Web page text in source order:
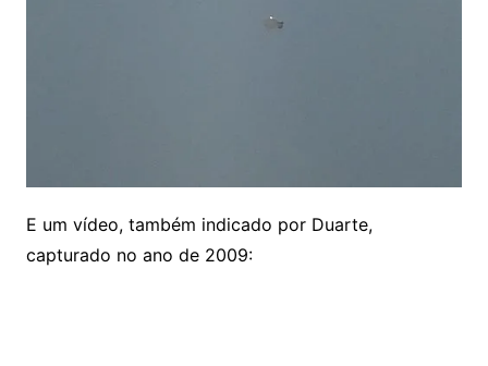
E um vídeo, também indicado por Duarte,
capturado no ano de 2009: